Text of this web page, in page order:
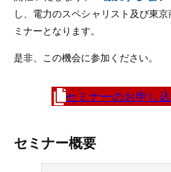
し、電力のスペシャリスト及び東
ミナーとなります。
是非、この機会に参加ください。
セミナーのお申し
セミナー概要